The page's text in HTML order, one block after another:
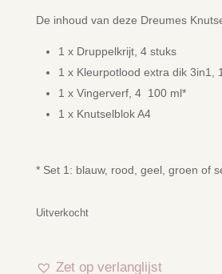
De inhoud van deze Dreumes
1 x Druppelkrijt, 4 stuks
1 x Kleurpotlood extra dik 3in1,
1 x Vingerverf, 4 100 ml*
1 x Knutselblok A4
* Set 1: blauw, rood, geel, groen of
Uitverkocht
Zet op verlanglijst